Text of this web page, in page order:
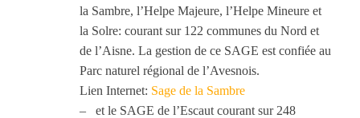
la Sambre, l’Helpe Majeure, l’Helpe Mineure et
la Solre: courant sur 122 communes du Nord et
de l’Aisne. La gestion de ce SAGE est confiée au
Parc naturel régional de l’Avesnois.
Lien Internet: Sage de la Sambre
– et le SAGE de l’Escaut courant sur 248